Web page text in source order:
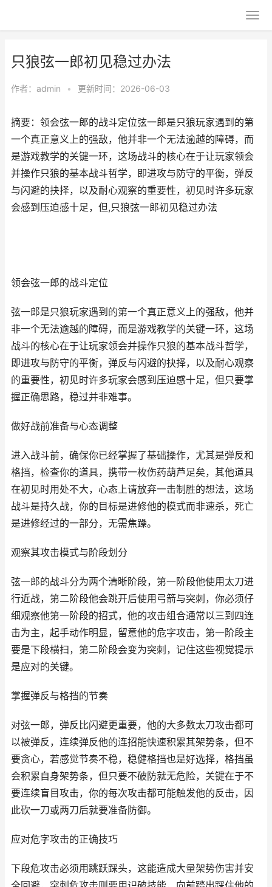
只狼弦一郎初见稳过办法
作者： admin • 更新时间：2026-06-03
摘要：领会弦一郎的战斗定位弦一郎是只狼玩家遇到的第
一个真正意义上的强敌，他并非一个无法逾越的障碍，而
是游戏教学的关键一环，这场战斗的核心在于让玩家领会
并操作只狼的基本战斗哲学，即进攻与防守的平衡，弹反
与闪避的抉择，以及耐心观察的重要性，初见时许多玩家
会感到压迫感十足，但,只狼弦一郎初见稳过办法
领会弦一郎的战斗定位
弦一郎是只狼玩家遇到的第一个真正意义上的强敌，他并
非一个无法逾越的障碍，而是游戏教学的关键一环，这场
战斗的核心在于让玩家领会并操作只狼的基本战斗哲学，
即进攻与防守的平衡，弹反与闪避的抉择，以及耐心观察
的重要性，初见时许多玩家会感到压迫感十足，但只要掌
握正确思路，稳过并非难事。
做好战前准备与心态调整
进入战斗前，确保你已经掌握了基础操作，尤其是弹反和
格挡，检查你的道具，携带一枚伤药葫芦足矣，其他道具
在初见时用处不大，心态上请放弃一击制胜的想法，这场
战斗是持久战，你的目标是进修他的模式而非速杀，死亡
是进修经过的一部分，无需焦躁。
观察其攻击模式与阶段划分
弦一郎的战斗分为两个清晰阶段，第一阶段他使用太刀进
行近战，第二阶段他会跳开后使用弓箭与突刺，你必须仔
细观察他第一阶段的招式，他的攻击组合通常以三到四连
击为主，起手动作明显，留意他的危字攻击，第一阶段主
要是下段横扫，第二阶段会变为突刺，记住这些视觉提示
是应对的关键。
掌握弹反与格挡的节奏
对弦一郎，弹反比闪避更重要，他的大多数太刀攻击都可
以被弹反，连续弹反他的连招能快速积累其架势条，但不
要贪心，若感觉节奏不稳，稳健格挡也是好选择，格挡虽
会积累自身架势条，但只要不破防就无危险，关键在于不
要连续盲目攻击，你的每次攻击都可能触发他的反击，因
此砍一刀或两刀后就要准备防御。
应对危字攻击的正确技巧
下段危攻击必须用跳跃踩头，这能造成大量架势伤害并安